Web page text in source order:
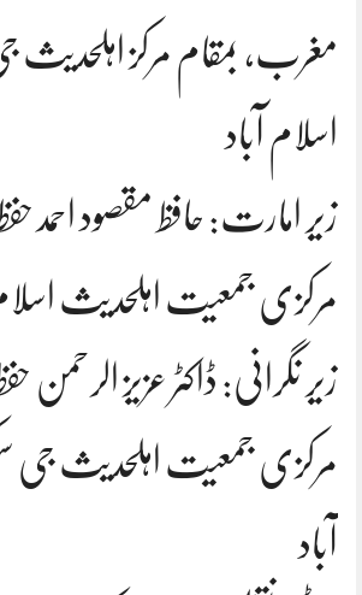
مغرب، بمقام مرکز
اسلام آباد
زیر امارت: حافظ مقصود احمد
مرکزی جمعیت اہلحدیث اسلام
زیر نگرانی: ڈاکٹر عزیز الرحمن
مرکزی جمعیت اہلحدیث جی
آباد